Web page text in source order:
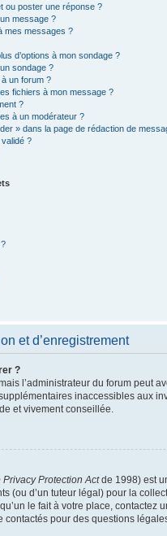
ou poster une réponse ?
message ?
mes messages ?
d’options à mon sondage ?
sondage ?
un forum ?
fichiers à mon message ?
?
à un modérateur ?
» dans la page de rédaction de
?
et d’enregistrement
?
l’administrateur du forum peut
inaccessibles aux
et vivement conseillée.
Privacy Protection Actde 1998) est
(ou d’un tuteur légal) pour la
le fait à votre place,
contactés pour des questions